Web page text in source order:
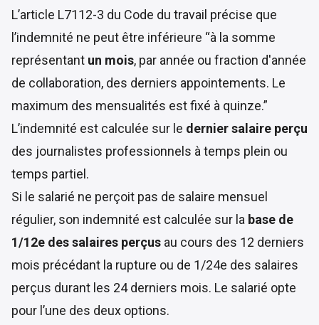
L’article L7112-3 du Code du travail précise que
l’indemnité ne peut être inférieure “à la somme
représentant un mois, par année ou fraction d'année
de collaboration, des derniers appointements. Le
maximum des mensualités est fixé à quinze.”
L’indemnité est calculée sur le dernier salaire perçu
des journalistes professionnels à temps plein ou
temps partiel.
Si le salarié ne perçoit pas de salaire mensuel
régulier, son indemnité est calculée sur la base de
1/12e des salaires perçus au cours des 12 derniers
mois précédant la rupture ou de 1/24e des salaires
perçus durant les 24 derniers mois. Le salarié opte
pour l’une des deux options.